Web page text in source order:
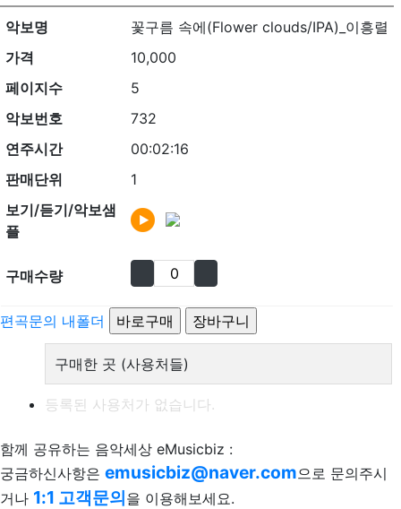
악보명
꽃구름 속에(Flower clouds/IPA)_이흥렬
가격
10,000
페이지수
5
악보번호
732
연주시간
00:02:16
판매단위
1
보기/듣기/악보샘
플
구매수량
편곡문의 내폴더
구매한 곳 (사용처들)
등록된 사용처가 없습니다.
함께 공유하는 음악세상 eMusicbiz :
궁금하신사항은 emusicbiz@naver.com으로 문의주시
거나 1:1 고객문의을 이용해보세요.